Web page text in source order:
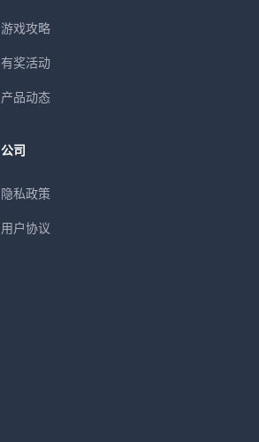
游戏攻略
有奖活动
产品动态
公司
隐私政策
用户协议